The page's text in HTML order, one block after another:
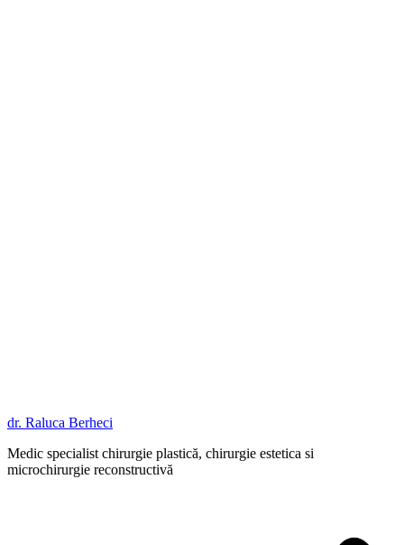
dr. Raluca Berheci
Medic specialist chirurgie plastică, chirurgie estetica si
microchirurgie reconstructivă